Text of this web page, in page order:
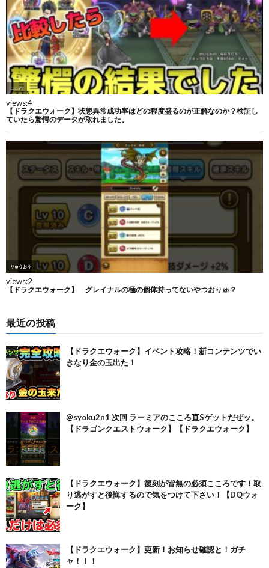
最近の投稿
【ドラクエウォーク】イベント攻略！新コンテンツでい
きなり金の玉出た！
@syoku2n1 次回 ラーミアのこころ直Sゲットだぜッ。
【ドラゴンクエストウォーク】【ドラクエウォーク】
【ドラクエウォーク】復刻が皆無の必須こころです！取
り逃がすと後悔するので気をつけて下さい！【DQウォ
ーク】
【ドラクエウォーク】更新！お知らせ確認と！ガチ
ャ！！！